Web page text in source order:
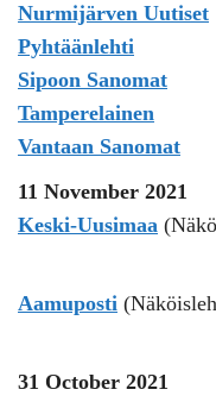
Nurmijärven Uutiset
Pyhtäänlehti
Sipoon Sanomat
Tamperelainen
Vantaan Sanomat
11 November 2021
Keski-Uusimaa
Aamuposti
31 October 2021